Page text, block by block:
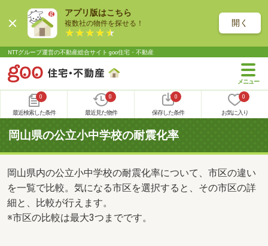
アプリ版はこちら
複数社の物件を探せる！ 開く
NTTグループ運営の不動産総合サイト goo住宅・不動産
0
最近検索した条件
0
最近見た物件
0
保存した条件
0
お気に入り
岡山県の公立小中学校の耐震化率
岡山県内の公立小中学校の耐震化率について、市区の違い
を一覧で比較。気になる市区を選択すると、その市区の詳
細と、比較が行えます。
※市区の比較は最大3つまでです。